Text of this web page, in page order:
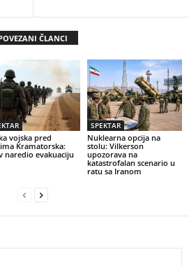
ČLANCI
vojska pred
Kramatorska:
naredio evakuaciju
SPEKTAR
Nuklearna opcija na
stolu: Vilkerson
upozorava na
katastrofalan scenario u
ratu sa Iranom